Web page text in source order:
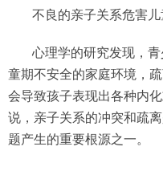
不良的亲子关系危害
心理学的研究发现，
童期不安全的家庭环境，
会导致孩子表现出各种内
说，亲子关系的冲突和疏
题产生的重要根源之一。